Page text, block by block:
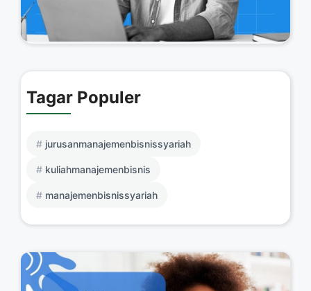
Tagar Populer
jurusanmanajemenbisnissyariah
kuliahmanajemenbisnis
manajemenbisnissyariah